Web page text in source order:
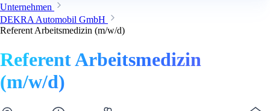
Unternehmen
DEKRA Automobil GmbH
Referent Arbeitsmedizin (m/w/d)
Referent Arbeitsmedizin
(m/w/d)